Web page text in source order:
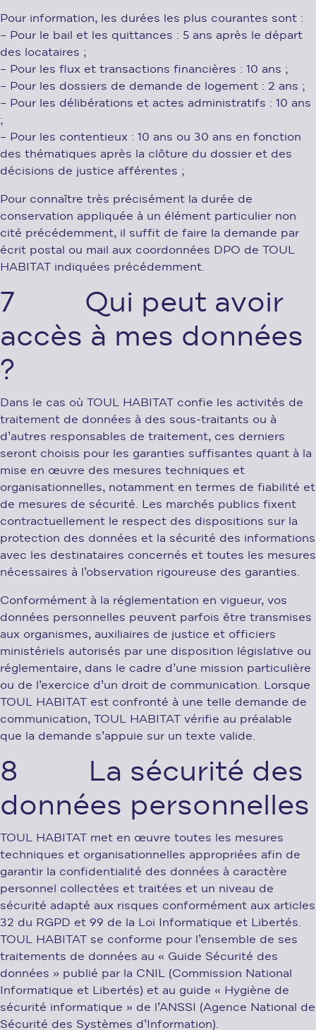
Pour information, les durées les plus courantes sont :
– Pour le bail et les quittances : 5 ans après le départ
des locataires ;
– Pour les flux et transactions financières : 10 ans ;
– Pour les dossiers de demande de logement : 2 ans ;
– Pour les délibérations et actes administratifs : 10 ans
;
– Pour les contentieux : 10 ans ou 30 ans en fonction
des thématiques après la clôture du dossier et des
décisions de justice afférentes ;
Pour connaître très précisément la durée de
conservation appliquée à un élément particulier non
cité précédemment, il suffit de faire la demande par
écrit postal ou mail aux coordonnées DPO de TOUL
HABITAT indiquées précédemment.
7 Qui peut avoir
accès à mes données
?
Dans le cas où TOUL HABITAT confie les activités de
traitement de données à des sous-traitants ou à
d’autres responsables de traitement, ces derniers
seront choisis pour les garanties suffisantes quant à la
mise en œuvre des mesures techniques et
organisationnelles, notamment en termes de fiabilité et
de mesures de sécurité. Les marchés publics fixent
contractuellement le respect des dispositions sur la
protection des données et la sécurité des informations
avec les destinataires concernés et toutes les mesures
nécessaires à l’observation rigoureuse des garanties.
Conformément à la réglementation en vigueur, vos
données personnelles peuvent parfois être transmises
aux organismes, auxiliaires de justice et officiers
ministériels autorisés par une disposition législative ou
réglementaire, dans le cadre d’une mission particulière
ou de l’exercice d’un droit de communication. Lorsque
TOUL HABITAT est confronté à une telle demande de
communication, TOUL HABITAT vérifie au préalable
que la demande s’appuie sur un texte valide.
8 La sécurité des
données personnelles
TOUL HABITAT met en œuvre toutes les mesures
techniques et organisationnelles appropriées afin de
garantir la confidentialité des données à caractère
personnel collectées et traitées et un niveau de
sécurité adapté aux risques conformément aux articles
32 du RGPD et 99 de la Loi Informatique et Libertés.
TOUL HABITAT se conforme pour l’ensemble de ses
traitements de données au « Guide Sécurité des
données » publié par la CNIL (Commission National
Informatique et Libertés) et au guide « Hygiène de
sécurité informatique » de l’ANSSI (Agence National de
Sécurité des Systèmes d’Information).